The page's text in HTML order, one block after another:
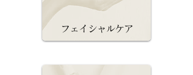
フェイシャルケア